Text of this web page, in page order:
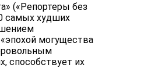
(«Репортеры без
самых худших
могущества
способствует их